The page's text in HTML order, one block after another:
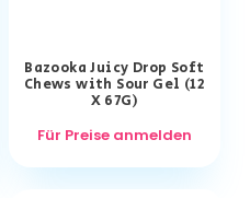
Bazooka Juicy Drop Soft
Chews with Sour Gel (12
X 67G)
Für Preise anmelden